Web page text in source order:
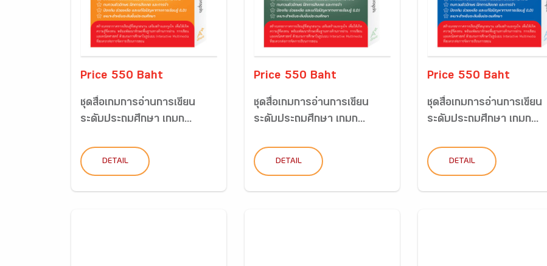
Price 550 Baht
ชุดสื่อเกมการอ่านการเขียน
ระดับประถมศึกษา เกมก...
DETAIL
Price 550 Baht
ชุดสื่อเกมการอ่านการเขียน
ระดับประถมศึกษา เกมก...
DETAIL
Price 550 Baht
ชุดสื่อเกมการอ่านการเขียน
ระดับประถมศึกษา เกมก...
DETAIL